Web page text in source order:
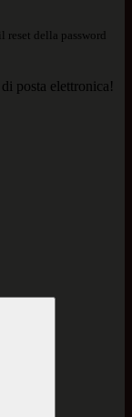
reset della password
posta elettronica!